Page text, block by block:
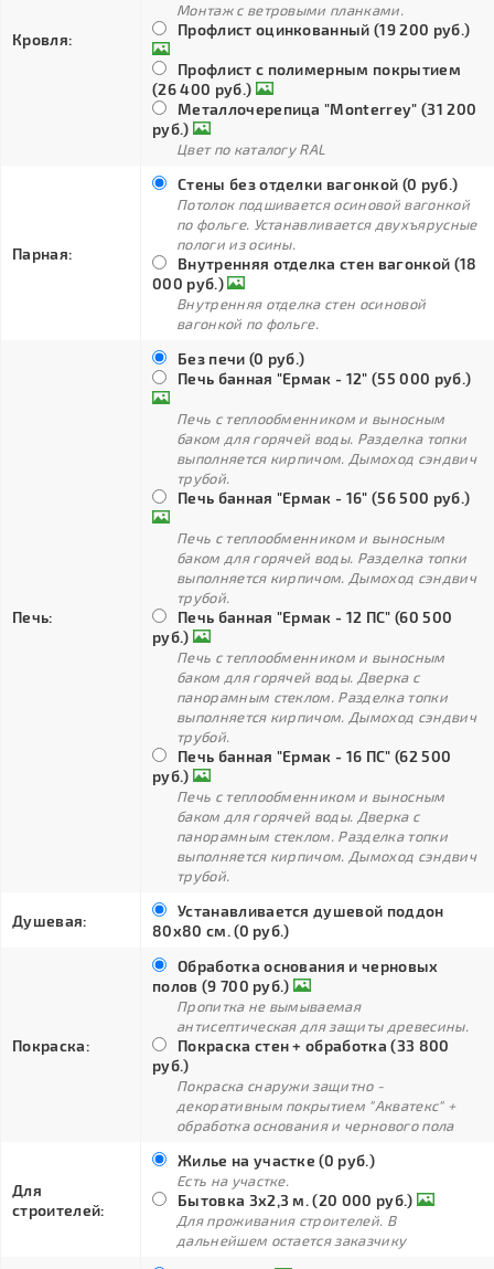
Кровля:
Монтаж с ветровыми планками.
Профлист оцинкованный (19 200 руб.)
Профлист с полимерным покрытием
(26 400 руб.)
Металлочерепица "Monterrey" (31 200
руб.)
Цвет по каталогу RAL
Парная:
Стены без отделки вагонкой (0 руб.)
Потолок подшивается осиновой вагонкой
по фольге. Устанавливается двухъярусные
пологи из осины.
Внутренняя отделка стен вагонкой (18
000 руб.)
Внутренняя отделка стен осиновой
вагонкой по фольге.
Печь:
Без печи (0 руб.)
Печь банная "Ермак - 12" (55 000 руб.)
Печь с теплообменником и выносным
баком для горячей воды. Разделка топки
выполняется кирпичом. Дымоход сэндвич
трубой.
Печь банная "Ермак - 16" (56 500 руб.)
Печь с теплообменником и выносным
баком для горячей воды. Разделка топки
выполняется кирпичом. Дымоход сэндвич
трубой.
Печь банная "Ермак - 12 ПС" (60 500
руб.)
Печь с теплообменником и выносным
баком для горячей воды. Дверка с
панорамным стеклом. Разделка топки
выполняется кирпичом. Дымоход сэндвич
трубой.
Печь банная "Ермак - 16 ПС" (62 500
руб.)
Печь с теплообменником и выносным
баком для горячей воды. Дверка с
панорамным стеклом. Разделка топки
выполняется кирпичом. Дымоход сэндвич
трубой.
Душевая:
Устанавливается душевой поддон
80х80 см. (0 руб.)
Покраска:
Обработка основания и черновых
полов (9 700 руб.)
Пропитка не вымываемая
антисептическая для защиты древесины.
Покраска стен + обработка (33 800
руб.)
Покраска снаружи защитно -
декоративным покрытием "Акватекс" +
обработка основания и чернового пола
Для
строителей:
Жилье на участке (0 руб.)
Есть на участке.
Бытовка 3х2,3 м. (20 000 руб.)
Для проживания строителей. В
дальнейшем остается заказчику